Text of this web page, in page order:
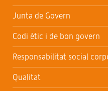
Junta de Govern
Codi ètic i de bon govern
Responsabilitat social
Qualitat